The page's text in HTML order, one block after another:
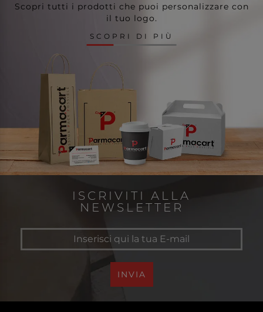
Scopri tutti i prodotti che puoi personalizzare con
il tuo logo.
SCOPRI DI PIÙ
ISCRIVITI ALLA
NEWSLETTER
INVIA